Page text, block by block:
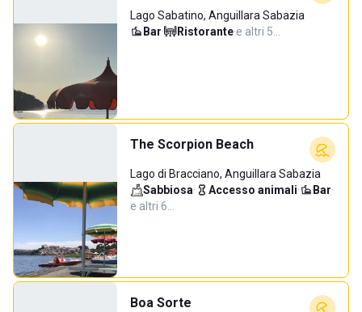
Lago Sabatino, Anguillara Sabazia
Bar· Ristorante·e altri 5…
The Scorpion Beach
Lago di Bracciano, Anguillara Sabazia
Sabbiosa· Accesso animali· Bar·
e altri 6…
Boa Sorte